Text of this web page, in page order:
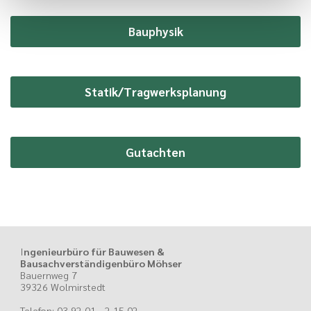
Bauphysik
Statik/Tragwerksplanung
Gutachten
Ingenieurbüro für Bauwesen &
Bausachverständigenbüro Möhser
Bauernweg 7
39326 Wolmirstedt